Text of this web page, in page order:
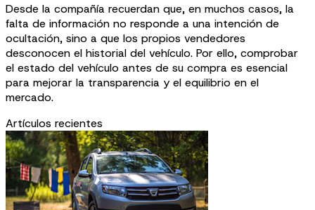
Desde la compañía recuerdan que, en muchos casos, la
falta de información no responde a una intención de
ocultación, sino a que los propios vendedores
desconocen el historial del vehículo. Por ello, comprobar
el estado del vehículo antes de su compra es esencial
para mejorar la transparencia y el equilibrio en el
mercado.
Artículos recientes